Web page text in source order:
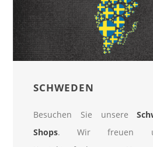
SCHWEDEN
Besuchen Sie unsere
Shops. Wir freuen